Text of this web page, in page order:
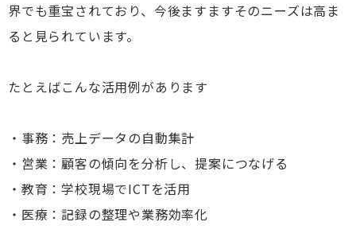
界でも重宝されており、今後ますますそのニーズは高ま
ると見られています。
たとえばこんな活用例があります
・事務：売上データの自動集計
・営業：顧客の傾向を分析し、提案につなげる
・教育：学校現場でICTを活用
・医療：記録の整理や業務効率化